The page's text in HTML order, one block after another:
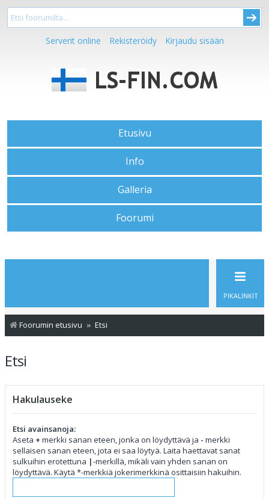
Serverit online Rekisteröidy Kirjaudu sisään
Etusivu
Info
Galleria
Foorumi
PIKALINKIT
Foorumin etusivu Etsi
Etsi
Hakulauseke
Etsi avainsanoja:
Aseta + merkki sanan eteen, jonka on löydyttävä ja - merkki
sellaisen sanan eteen, jota ei saa löytyä. Laita haettavat sanat
sulkuihin erotettuna |-merkillä, mikäli vain yhden sanan on
löydyttävä. Käytä *-merkkiä jokerimerkkinä osittaisiin hakuihin.